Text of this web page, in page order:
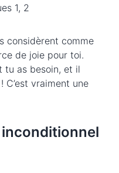
1, 2
considèrent comme
de joie pour toi.
tu as besoin, et il
C’est vraiment une